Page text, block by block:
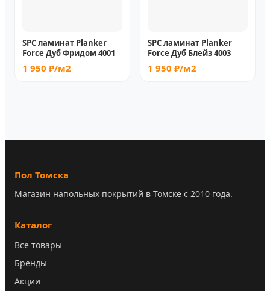
SPC ламинат Planker
Force Дуб Фридом 4001
1 950 ₽/м2
SPC ламинат Planker
Force Дуб Блейз 4003
1 950 ₽/м2
Пол Томска
Магазин напольных покрытий в Томске с 2010 года.
Каталог
Все товары
Бренды
Акции